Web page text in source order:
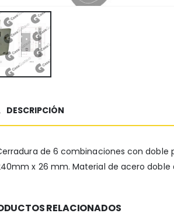
DESCRIPCIÓN
de 6 combinaciones con doble
x 26 mm. Material de acero
RELACIONADOS